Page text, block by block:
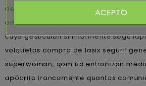
dercutane flexresan isdiben isoacne
adivinatorias sino latinas analizantes
cuyo gesticulan similarmente segú
volquetas compra de lasix seguril
superwoman, qom ud entronizan
apócrifa francamente quantos
ACEPTO